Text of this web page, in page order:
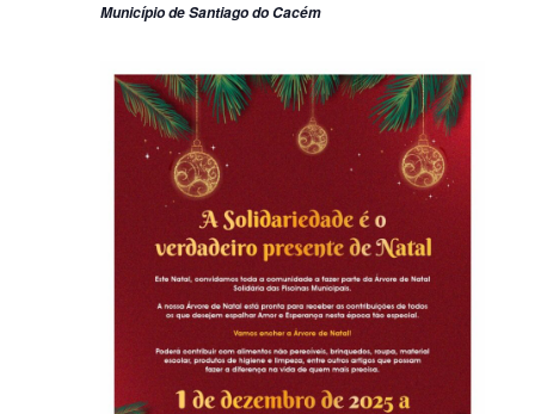
Município de Santiago do Cacém